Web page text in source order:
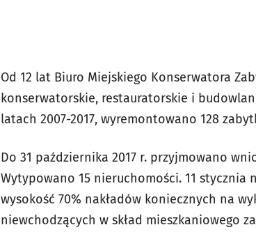
Od 12 lat Biuro Miejskiego Konserwatora
konserwatorskie, restauratorskie i
latach 2007-2017, wyremontowano 128
Do 31 października 2017 r. przyjmowano
Wytypowano 15 nieruchomości. 11
wysokość 70% nakładów koniecznych na
niewchodzących w skład mieszkaniowego